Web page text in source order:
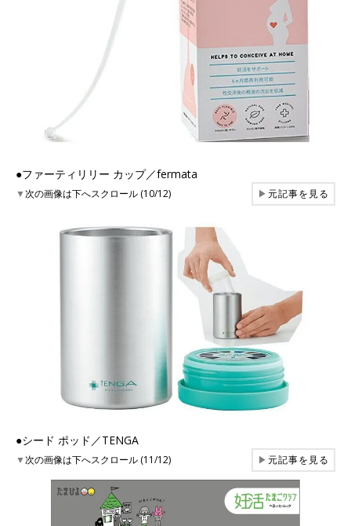
●ファーティリリー カップ／fermata
▼次の画像は下へスクロール (10/12) ▶元記事を見る
●シード ポッド／TENGA
▼次の画像は下へスクロール (11/12) ▶元記事を見る